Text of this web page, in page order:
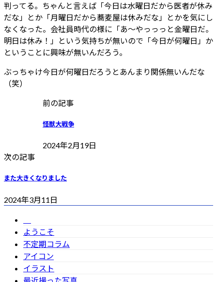
判ってる。ちゃんと言えば「今日は水曜日だから医者が休み
だな」とか「月曜日だから蕎麦屋は休みだな」とかを気にし
なくなった。会社員時代の様に「あ〜やっっっと金曜日だ。
明日は休み！」という気持ちが無いので「今日が何曜日」か
ということに興味が無いんだろう。
ぶっちゃけ今日が何曜日だろうとあんまり関係無いんだな
（笑）
前の記事
怪獣大戦争
2024年2月19日
次の記事
また大きくなりました
2024年3月11日
ようこそ
不定期コラム
アイコン
イラスト
最近撮った写真